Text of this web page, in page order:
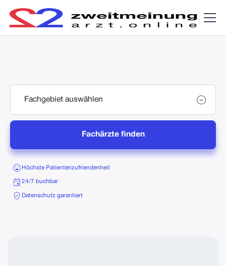
Fachärzte finden
Höchste Patientenzufriendenheit
24/7 buchbar
Datenschutz garantiert